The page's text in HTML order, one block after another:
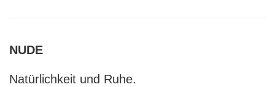
NUDE
Natürlichkeit und Ruhe.